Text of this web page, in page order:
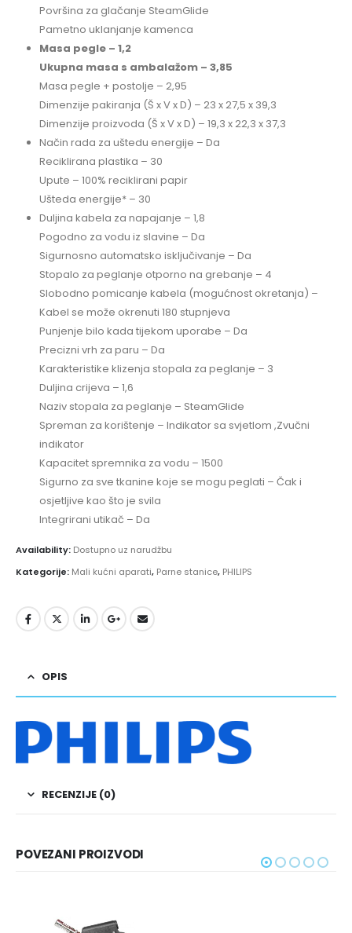
Površina za glačanje SteamGlide
Pametno uklanjanje kamenca
Masa pegle – 1,2
Ukupna masa s ambalažom – 3,85
Masa pegle + postolje – 2,95
Dimenzije pakiranja (Š x V x D) – 23 x 27,5 x 39,3
Dimenzije proizvoda (Š x V x D) – 19,3 x 22,3 x 37,3
Način rada za uštedu energije – Da
Reciklirana plastika – 30
Upute – 100% reciklirani papir
Ušteda energije* – 30
Duljina kabela za napajanje – 1,8
Pogodno za vodu iz slavine – Da
Sigurnosno automatsko isključivanje – Da
Stopalo za peglanje otporno na grebanje – 4
Slobodno pomicanje kabela (mogućnost okretanja) –
Kabel se može okrenuti 180 stupnjeva
Punjenje bilo kada tijekom uporabe – Da
Precizni vrh za paru – Da
Karakteristike klizenja stopala za peglanje – 3
Duljina crijeva – 1,6
Naziv stopala za peglanje – SteamGlide
Spreman za korištenje – Indikator sa svjetlom ,Zvučni
indikator
Kapacitet spremnika za vodu – 1500
Sigurno za sve tkanine koje se mogu peglati – Čak i
osjetljive kao što je svila
Integrirani utikač – Da
Availability: Dostupno uz narudžbu
Kategorije: Mali kućni aparati, Parne stanice, PHILIPS
OPIS
RECENZIJE (0)
POVEZANI PROIZVODI